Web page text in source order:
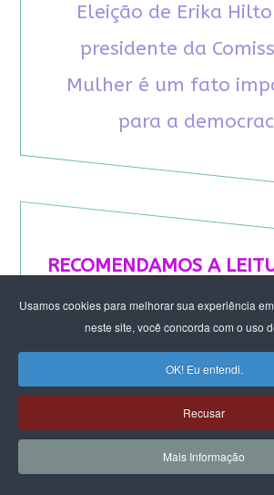
Usamos cookies para melhorar sua experiência
neste site, você concorda com o uso
OK! Eu entendi.
Recusar
Mais Informação
Eleição de Erika
presidente da
Mulher é um fato
para a
RECOMENDAMOS A
August Nimtz prova que
antirracismo são indissociáveis
anticapitalista
Rap transfeminista radical
Quem tem medo dos corpos
Projetos de proteção às
Congresso ameaçam a
A revolução de Milton Santos